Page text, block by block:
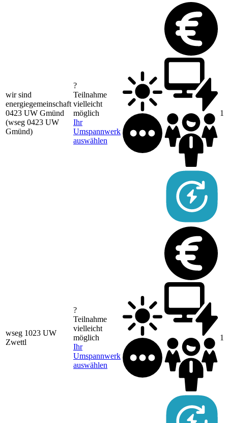
wir sind
energiegemeinschaft
0423 UW Gmünd
(wseg 0423 UW
Gmünd)
?
Teilnahme
vielleicht
möglich
Ihr
Umspannwerk
auswählen
wseg 1023 UW
Zwettl
?
Teilnahme
vielleicht
möglich
Ihr
Umspannwerk
auswählen